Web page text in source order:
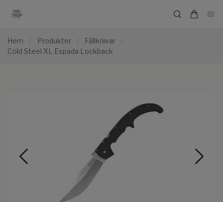
Hem / Produkter / Fällknivar
/
Cold Steel XL Espada Lockback